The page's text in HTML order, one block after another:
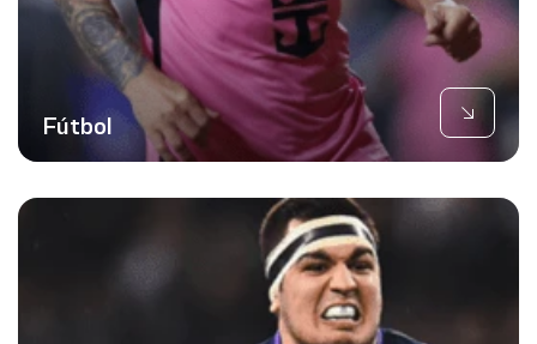
Fútbol